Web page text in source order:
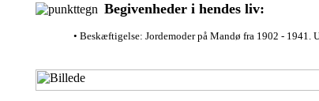
Begivenheder i hendes liv:
• Beskæftigelse: Jordemoder på Mandø fra 1902 - 1941.